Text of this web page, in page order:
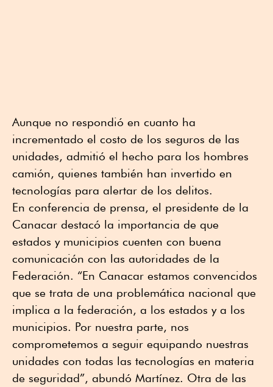
Aunque no respondió en cuanto ha
incrementado el costo de los seguros de las
unidades, admitió el hecho para los hombres
camión, quienes también han invertido en
tecnologías para alertar de los delitos.
En conferencia de prensa, el presidente de la
Canacar destacó la importancia de que
estados y municipios cuenten con buena
comunicación con las autoridades de la
Federación. “En Canacar estamos convencidos
que se trata de una problemática nacional que
implica a la federación, a los estados y a los
municipios. Por nuestra parte, nos
comprometemos a seguir equipando nuestras
unidades con todas las tecnologías en materia
de seguridad”, abundó Martínez. Otra de las